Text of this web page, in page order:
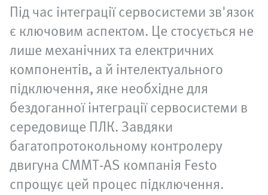
Під час інтеграції сервосистеми зв'язок
є ключовим аспектом. Це стосується не
лише механічних та електричних
компонентів, а й інтелектуального
підключення, яке необхідне для
бездоганної інтеграції сервосистеми в
середовище ПЛК. Завдяки
багатопротокольному контролеру
двигуна CMMT-AS компанія Festo
спрощує цей процес підключення.